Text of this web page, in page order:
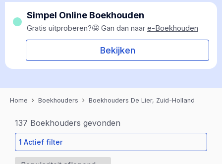
Simpel Online Boekhouden
Gratis uitproberen?🤩 Gan dan naar e-Boekhouden
Bekijken
Home Boekhouders Boekhouders De Lier, Zuid-Holland
137 Boekhouders gevonden
1 Actief filter